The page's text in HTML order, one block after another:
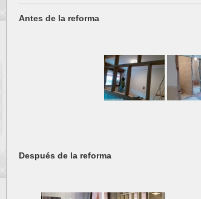
Antes de la reforma
Después de la reforma